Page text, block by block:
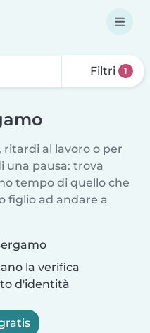
Filtri 1
al lavoro o per
una pausa: trova
tempo di quello che
figlio ad andare a
la verifica
d'identità